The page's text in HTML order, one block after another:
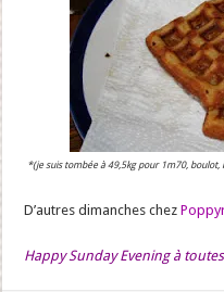
*(je suis tombée à 49,5kg pour 1m70, boulot,
D’autres dimanches chez
Happy Sunday Evening à